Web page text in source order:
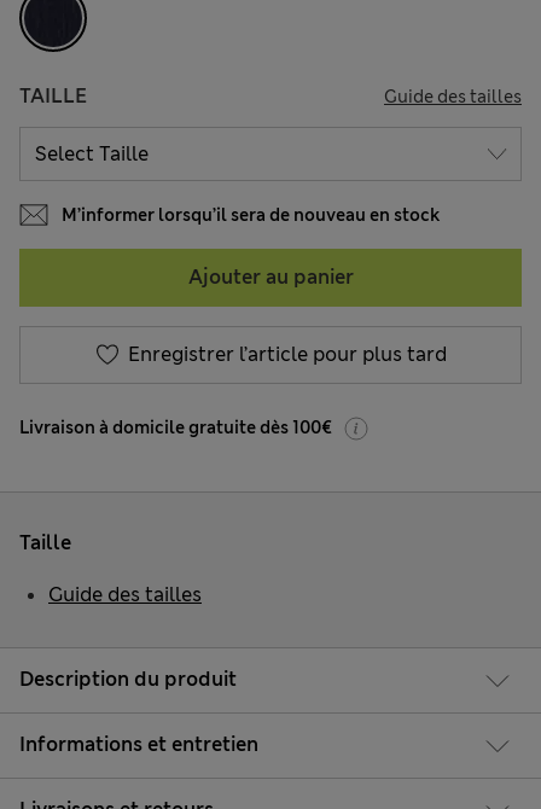
TAILLE Guide des tailles
M’informer lorsqu’il sera de nouveau en stock
Ajouter au panier
Enregistrer l’article pour plus tard
Livraison à domicile gratuite dès 100€
Description du produit
Informations et entretien
Taille
Guide des tailles